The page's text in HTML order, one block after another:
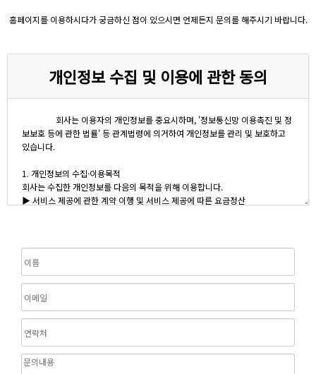
홈페이지를 이용하시다가 궁금하신 점이 있으시면 언제든지 문의를 해주시기 바랍니다.
개인정보 수집 및 이용에 관한 동의